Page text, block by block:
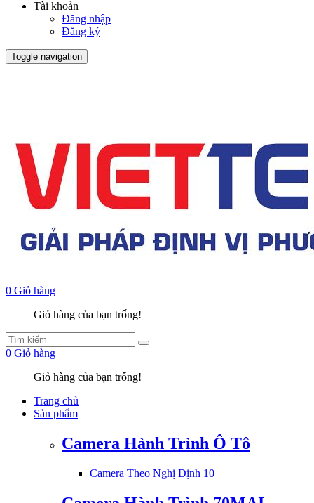
Tài khoản
Đăng nhập
Đăng ký
Toggle navigation
0 Giỏ hàng
Giỏ hàng của bạn trống!
0 Giỏ hàng
Giỏ hàng của bạn trống!
Trang chủ
Sản phẩm
Camera Hành Trình Ô Tô
Camera Theo Nghị Định 10